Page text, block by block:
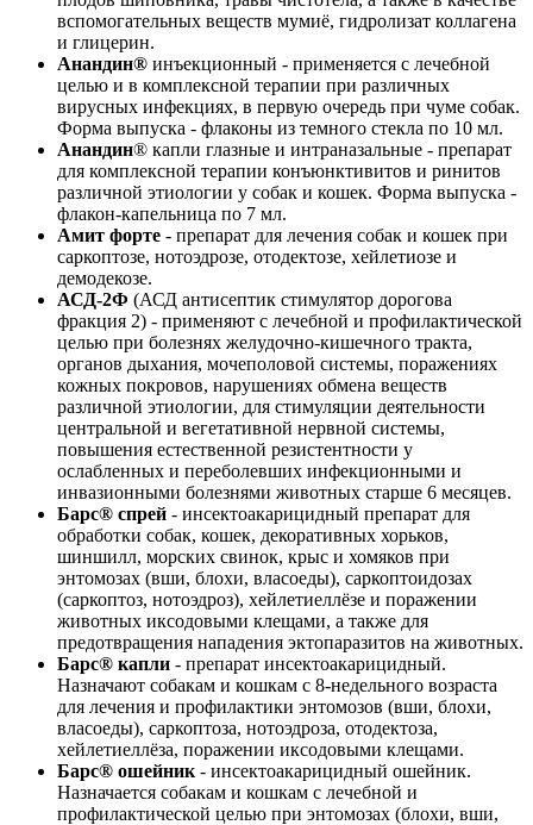
вспомогательных веществ мумиё, гидролизат коллагена
и глицерин.
Анандин® инъекционный - применяется с лечебной
целью и в комплексной терапии при различных
вирусных инфекциях, в первую очередь при чуме собак.
Форма выпуска - флаконы из темного стекла по 10 мл.
Анандин® капли глазные и интраназальные - препарат
для комплексной терапии конъюнктивитов и ринитов
различной этиологии у собак и кошек. Форма выпуска -
флакон-капельница по 7 мл.
Амит форте - препарат для лечения собак и кошек при
саркоптозе, нотоэдрозе, отодектозе, хейлетиозе и
демодекозе.
АСД-2Ф (АСД антисептик стимулятор дорогова
фракция 2) - применяют с лечебной и профилактической
целью при болезнях желудочно-кишечного тракта,
органов дыхания, мочеполовой системы, поражениях
кожных покровов, нарушениях обмена веществ
различной этиологии, для стимуляции деятельности
центральной и вегетативной нервной системы,
повышения естественной резистентности у
ослабленных и переболевших инфекционными и
инвазионными болезнями животных старше 6 месяцев.
Барс® спрей - инсектоакарицидный препарат для
обработки собак, кошек, декоративных хорьков,
шиншилл, морских свинок, крыс и хомяков при
энтомозах (вши, блохи, власоеды), саркоптоидозах
(саркоптоз, нотоэдроз), хейлетиеллёзе и поражении
животных иксодовыми клещами, а также для
предотвращения нападения эктопаразитов на животных.
Барс® капли - препарат инсектоакарицидный.
Назначают собакам и кошкам с 8-недельного возраста
для лечения и профилактики энтомозов (вши, блохи,
власоеды), саркоптоза, нотоэдроза, отодектоза,
хейлетиеллёза, поражении иксодовыми клещами.
Барс® ошейник - инсектоакарицидный ошейник.
Назначается собакам и кошкам с лечебной и
профилактической целью при энтомозах (блохи, вши,